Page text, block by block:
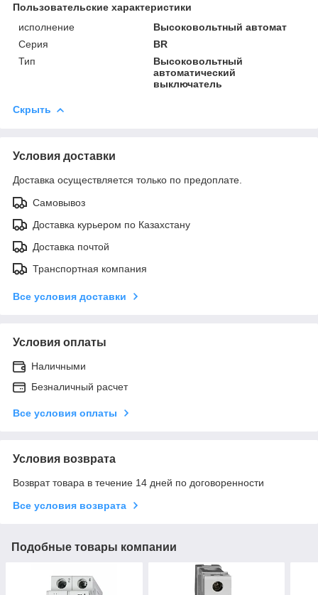
Пользовательские характеристики
исполнение
Высоковольтный автомат
Серия
BR
Тип
Высоковольтный
автоматический
выключатель
Скрыть
Условия доставки
Доставка осуществляется только по предоплате.
Самовывоз
Доставка курьером по Казахстану
Доставка почтой
Транспортная компания
Все условия доставки
Условия оплаты
Наличными
Безналичный расчет
Все условия оплаты
Условия возврата
Возврат товара в течение 14 дней по договоренности
Все условия возврата
Подобные товары компании